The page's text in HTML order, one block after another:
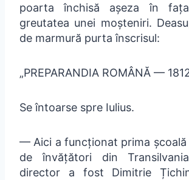
poarta închisă așeza în
greutatea unei moșteniri.
de marmură purta înscrisul:
„PREPARANDIA ROMÂNĂ —
Se întoarse spre Iulius.
— Aici a funcționat prima școală
de învățători din
director a fost Dimitrie